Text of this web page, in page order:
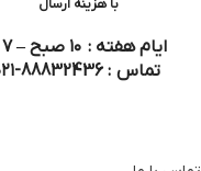
با هزینه ارسال
تماس : 88832436-۰۲۱ آدرس ایمیل : info@iranshaver.ir